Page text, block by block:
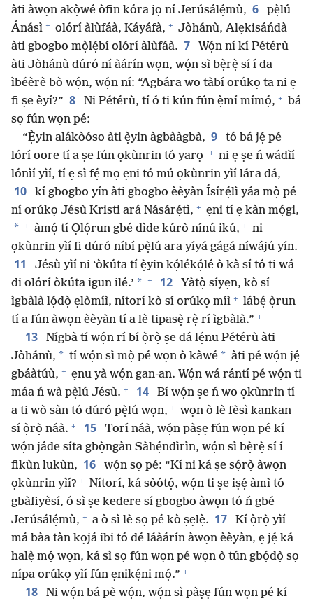
àti àwọn akọ̀wé òfin kóra jọ ní Jerúsálẹ́mù, 6
pẹ̀lú
Ánásì + olórí àlùfáà, Káyáfà, + Jòhánù, Alẹkisáńdà
àti gbogbo mọ̀lẹ́bí olórí àlùfáà. 7
Wọ́n ní kí Pétérù
àti Jòhánù dúró ní àárín wọn, wọ́n sì bẹ̀rẹ̀ sí í da
ìbéèrè bò wọ́n, wọ́n ní: “Agbára wo tàbí orúkọ ta ni ẹ
fi ṣe èyí?” 8 Ni Pétérù, tí ó ti kún fún ẹ̀mí mímọ́, + bá
sọ fún wọn pé:
“Ẹ̀yin alákòóso àti ẹ̀yin àgbààgbà, 9
tó bá jẹ́ pé
lórí oore tí a ṣe fún ọkùnrin tó yarọ + ni ẹ ṣe ń wádìí
lónìí yìí, tí ẹ sì fẹ́ mọ ẹni tó mú ọkùnrin yìí lára dá,
10
kí gbogbo yín àti gbogbo èèyàn Ísírẹ́lì yáa mọ̀ pé
ní orúkọ Jésù Kristi ará Násárẹ́tì, + ẹni tí ẹ kàn mọ́gi,
* + àmọ́ tí Ọlọ́run gbé dìde kúrò nínú ikú, + ni
ọkùnrin yìí fi dúró níbí pẹ̀lú ara yíyá gágá níwájú yín.
11
Jésù yìí ni ‘òkúta tí ẹ̀yin kọ́lékọ́lé ò kà sí tó ti wá
di olórí òkúta igun ilé.’ * + 12
Yàtọ̀ síyẹn, kò sí
ìgbàlà lọ́dọ̀ ẹlòmíì, nítorí kò sí orúkọ míì + lábẹ́ ọ̀run
tí a fún àwọn èèyàn tí a lè tipasẹ̀ rẹ̀ rí ìgbàlà.” +
13
Nígbà tí wọ́n rí bí ọ̀rọ̀ ṣe dá lẹ́nu Pétérù àti
Jòhánù, * tí wọ́n sì mọ̀ pé wọn ò kàwé * àti pé wọ́n jẹ́
gbáàtúù, + ẹnu yà wọ́n gan-an. Wọ́n wá rántí pé wọ́n ti
máa ń wà pẹ̀lú Jésù. + 14
Bí wọ́n ṣe ń wo ọkùnrin tí
a ti wò sàn tó dúró pẹ̀lú wọn, + wọn ò lè fèsì kankan
sí ọ̀rọ̀ náà. + 15
Torí náà, wọ́n pàṣẹ fún wọn pé kí
wọ́n jáde síta gbọ̀ngàn Sàhẹ́ndìrìn, wọ́n sì bẹ̀rẹ̀ sí í
fikùn lukùn, 16
wọ́n sọ pé: “Kí ni ká ṣe sọ́rọ̀ àwọn
ọkùnrin yìí? + Nítorí, ká sòótọ́, wọ́n ti ṣe iṣẹ́ àmì tó
gbàfiyèsí, ó sì ṣe kedere sí gbogbo àwọn tó ń gbé
Jerúsálẹ́mù, + a ò sì lè sọ pé kò ṣẹlẹ̀. 17
Kí ọ̀rọ̀ yìí
má bàa tàn kọjá ibi tó dé láàárín àwọn èèyàn, ẹ jẹ́ ká
halẹ̀ mọ́ wọn, ká sì sọ fún wọn pé wọn ò tún gbọ́dọ̀ sọ
nípa orúkọ yìí fún ẹnikẹ́ni mọ́.” +
18
Ni wọ́n bá pè wọ́n, wọ́n sì pàṣẹ fún wọn pé kí